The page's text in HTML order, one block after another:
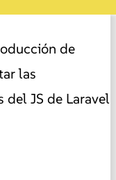
de
las
JS de Laravel